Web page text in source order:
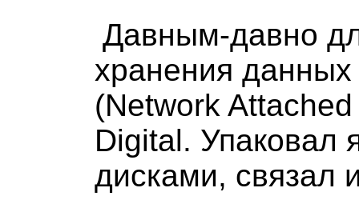
Давным-давно
хранения
(Network
Digital. Упаковал
дисками, связал